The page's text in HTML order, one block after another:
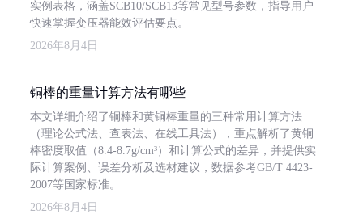
实例表格，涵盖SCB10/SCB13等常见型号参数，指导用户
快速掌握变压器能效评估要点。
2026年8月4日
铜棒的重量计算方法有哪些
本文详细介绍了铜棒和黄铜棒重量的三种常用计算方法
（理论公式法、查表法、在线工具法），重点解析了黄铜
棒密度取值（8.4-8.7g/cm³）和计算公式的差异，并提供实
际计算案例、误差分析及选材建议，数据参考GB/T 4423-
2007等国家标准。
2026年8月4日